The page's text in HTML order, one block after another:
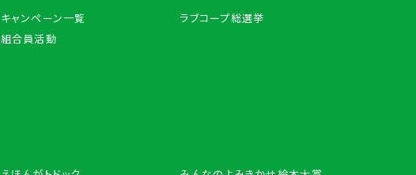
キャンペーン一覧
ラブコープ総選挙
組合員活動